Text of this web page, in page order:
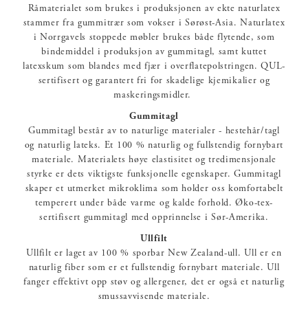
Råmaterialet som brukes i produksjonen av ekte naturlatex
stammer fra gummitrær som vokser i Sørøst-Asia. Naturlatex
i Norrgavels stoppede møbler brukes både flytende, som
bindemiddel i produksjon av gummitagl, samt kuttet
latexskum som blandes med fjær i overflatepolstringen. QUL-
sertifisert og garantert fri for skadelige kjemikalier og
maskeringsmidler.
Gummitagl
Gummitagl består av to naturlige materialer - hestehår/tagl
og naturlig lateks. Et 100 % naturlig og fullstendig fornybart
materiale. Materialets høye elastisitet og tredimensjonale
styrke er dets viktigste funksjonelle egenskaper. Gummitagl
skaper et utmerket mikroklima som holder oss komfortabelt
temperert under både varme og kalde forhold. Øko-tex-
sertifisert gummitagl med opprinnelse i Sør-Amerika.
Ullfilt
Ullfilt er laget av 100 % sporbar New Zealand-ull. Ull er en
naturlig fiber som er et fullstendig fornybart materiale. Ull
fanger effektivt opp støv og allergener, det er også et naturlig
smussavvisende materiale.